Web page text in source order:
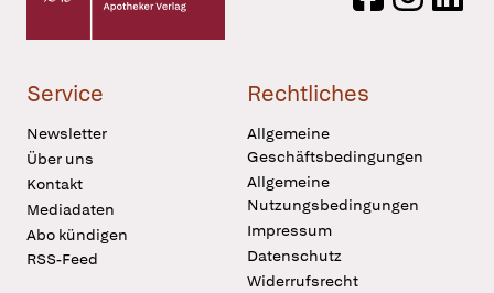
Service
Newsletter
Über uns
Kontakt
Mediadaten
Abo kündigen
RSS-Feed
Rechtliches
Allgemeine
Geschäftsbedingungen
Allgemeine
Nutzungsbedingungen
Impressum
Datenschutz
Widerrufsrecht